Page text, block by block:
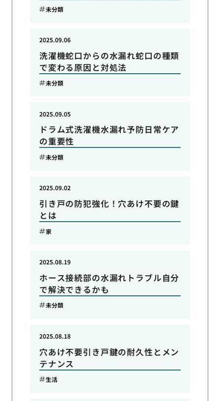
未分類
洗濯機蛇口からの水漏れ蛇口の種類
で変わる原因と対処法
2025.09.06
未分類
ドラム式洗濯機水漏れ予防日常ケア
の重要性
2025.09.05
未分類
引き戸の防犯強化！穴あけ不要の鍵
とは
2025.09.02
家
ホース接続部の水漏れトラブル自分
で解決できるかも
2025.08.19
未分類
穴あけ不要引き戸鍵の耐久性とメン
テナンス
2025.08.18
生活